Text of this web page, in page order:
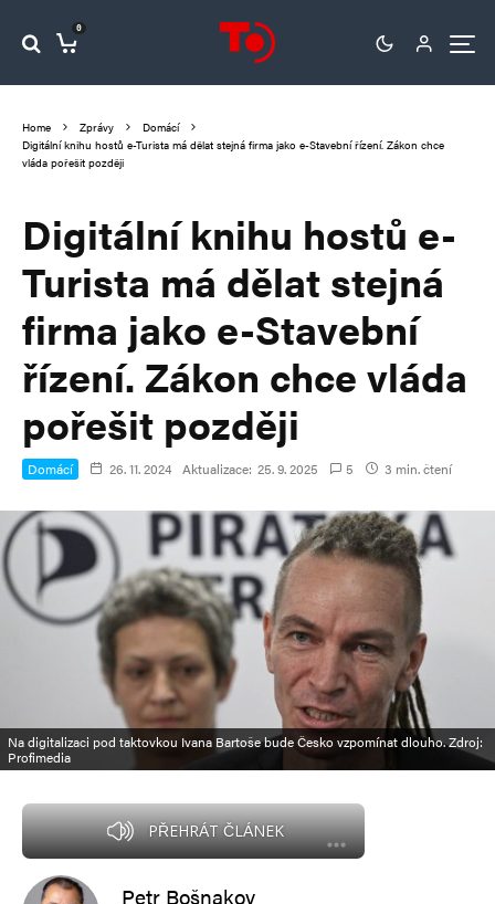
0
Home Zprávy
Domácí
Digitální knihu hostů e-Turista má dělat stejná firma jako e-Stavební řízení. Zákon chce
vláda pořešit později
Digitální knihu hostů e-
Turista má dělat stejná
firma jako e-Stavební
řízení. Zákon chce vláda
pořešit později
Domácí 26. 11. 2024 Aktualizace: 25. 9. 2025 5 3 min. čtení
Na digitalizaci pod taktovkou Ivana Bartoše bude Česko vzpomínat dlouho. Zdroj:
Profimedia
PŘEHRÁT ČLÁNEK
Petr Bošnakov